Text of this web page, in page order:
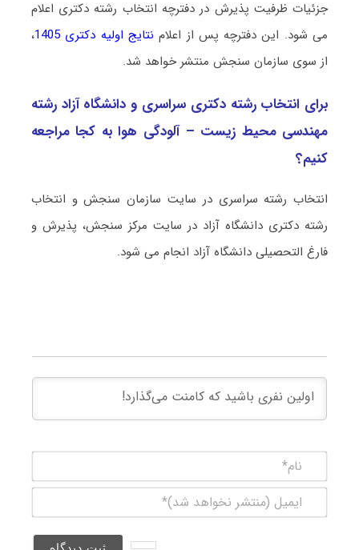
جزئیات ظرفیت پذیرش در دفترچه انتخاب رشته دکتری اعلام
می شود. این دفترچه پس از اعلام نتایج اولیه دکتری 1405
،
از سوی سازمان سنجش منتشر خواهد شد.
برای انتخاب رشته دکتری سراسری و دانشگاه آزاد رشته
مهندسی محیط زیست – آلودگی هوا به کجا مراجعه
کنیم؟
انتخاب رشته سراسری در سایت سازمان سنجش و انتخاب
رشته دکتری دانشگاه آزاد در سایت مرکز سنجش، پذیرش و
فارغ التحصیلی دانشگاه آزاد انجام می شود.
(منتشر